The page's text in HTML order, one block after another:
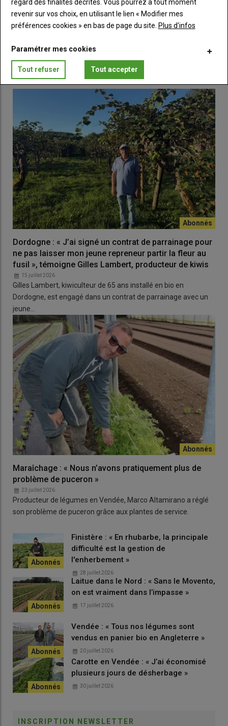
05 Nov 2024
LES PLUS LUS
Dordogne : « J’ai signé un contrat de parrainage pour
ne pas laisser mon jeune repreneur partir la fleur au
fusil », témoigne Gilles Lambert, producteur de kiwis
15 juillet 2026
Gilles Lambert, kiwiculteur de 65 ans installé en bio en
Dordogne, est engagé dans un contrat de parrainage avec un
jeune…
Maraîchage : « Nous n’avons pratiquement plus de
problème de puceron »
23 juillet 2026
Producteur de légumes en Vendée, Marco Altamirano a réglé
son problème de puceron grâce aux plantes de service.
Finistère : « En rhubarbe, la principale
difficulté est la gestion de
l'enherbement »
28 juillet 2026
Laitue dans le Nord : « Sans le Movento,
on est vraiment dans l’impasse »
17 juillet 2026
Vendée : « Tous nos légumes sont
vendus en panier bio en Angleterre »
20 juillet 2026
Carotte en Vendée : « J’ai économisé
plusieurs jours de désherbage »
30 juillet 2026
INSCRIPTION NEWSLETTER
regard des finalités décrites. Vous pourrez à tout moment
revenir sur vos choix, en utilisant le lien « Modifier mes
préférences cookies » en bas de page du site. Plus d'infos
Paramétrer mes cookies
Tout refuser Tout accepter